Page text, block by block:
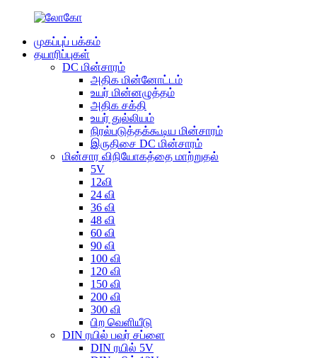
முகப்புப் பக்கம்
தயாரிப்புகள்
DC மின்சாரம்
அதிக மின்னோட்டம்
உயர் மின்னழுத்தம்
அதிக சக்தி
உயர் துல்லியம்
நிரல்படுத்தக்கூடிய மின்சாரம்
இருதிசை DC மின்சாரம்
மின்சார விநியோகத்தை மாற்றுதல்
5V
12வி
24 வி
36 வி
48 வி
60 வி
90 வி
100 வி
120 வி
150 வி
200 வி
300 வி
பிற வெளியீடு
DIN ரயில் பவர் சப்ளை
DIN ரயில் 5V